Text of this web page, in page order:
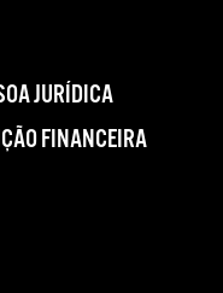
JURÍDICA
FINANCEIRA